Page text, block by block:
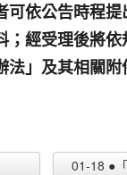
依公告時程
經受理後將
法」及其相關附
01-18 ●